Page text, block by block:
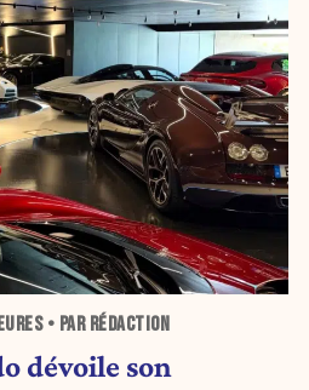
• PAR RÉDACTION
dévoile son